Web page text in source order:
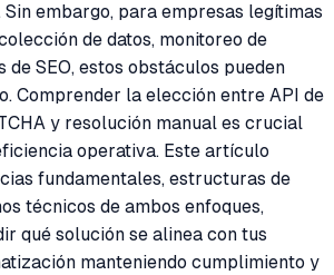
embargo, para empresas legítimas
de datos, monitoreo de
de SEO, estos obstáculos pueden
Comprender la elección entre API de
y resolución manual es crucial
operativa. Este artículo
fundamentales, estructuras de
técnicos de ambos enfoques,
qué solución se alinea con tus
manteniendo cumplimiento y